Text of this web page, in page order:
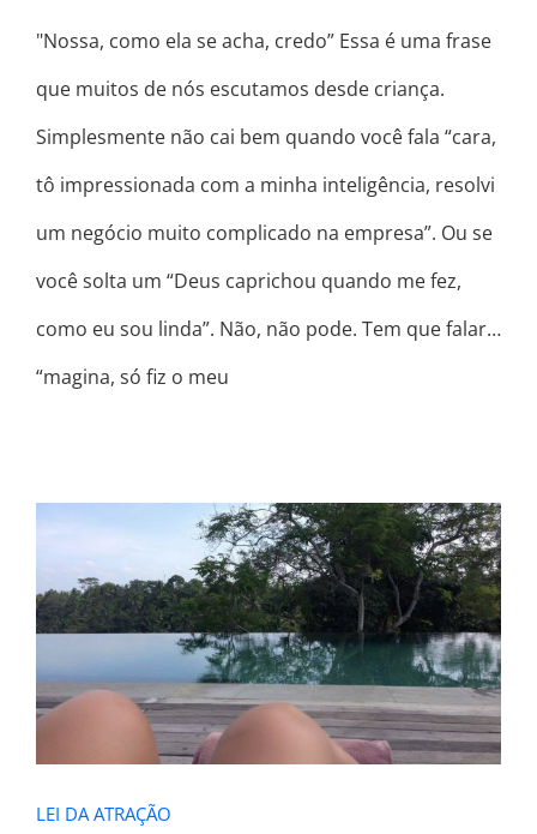
"Nossa, como ela se acha, credo” Essa é uma frase
que muitos de nós escutamos desde criança.
Simplesmente não cai bem quando você fala “cara,
tô impressionada com a minha inteligência, resolvi
um negócio muito complicado na empresa”. Ou se
você solta um “Deus caprichou quando me fez,
como eu sou linda”. Não, não pode. Tem que falar…
“magina, só fiz o meu
LEI DA ATRAÇÃO
LEI DA ATRAÇÃO